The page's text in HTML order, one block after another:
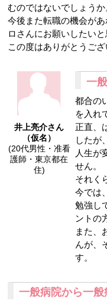
むのではないでしょうか
今後また転職の機会が
ロさんにお願いしたいと
この度はありがとうござ
井上亮介さん
（仮名）
(20代男性・准看
護師・東京都在
住)
一
都合の
を入れ
正直、
したが
人生が
せん。
それく
今では
勉強し
ントの
また、
んが、
す。
一般病院から一